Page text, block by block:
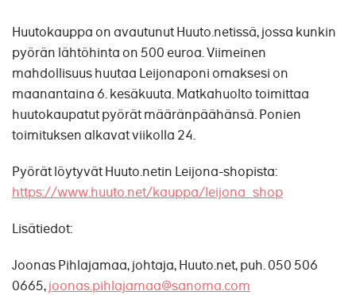
Huutokauppa on avautunut Huuto.netissä, jossa kunkin
pyörän lähtöhinta on 500 euroa. Viimeinen
mahdollisuus huutaa Leijonaponi omaksesi on
maanantaina 6. kesäkuuta. Matkahuolto toimittaa
huutokaupatut pyörät määränpäähänsä. Ponien
toimituksen alkavat viikolla 24.
Pyörät löytyvät Huuto.netin Leijona-shopista:
https://www.huuto.net/kauppa/leijona_shop
Lisätiedot:
Joonas Pihlajamaa, johtaja, Huuto.net, puh. 050 506
0665,joonas.pihlajamaa@sanoma.com